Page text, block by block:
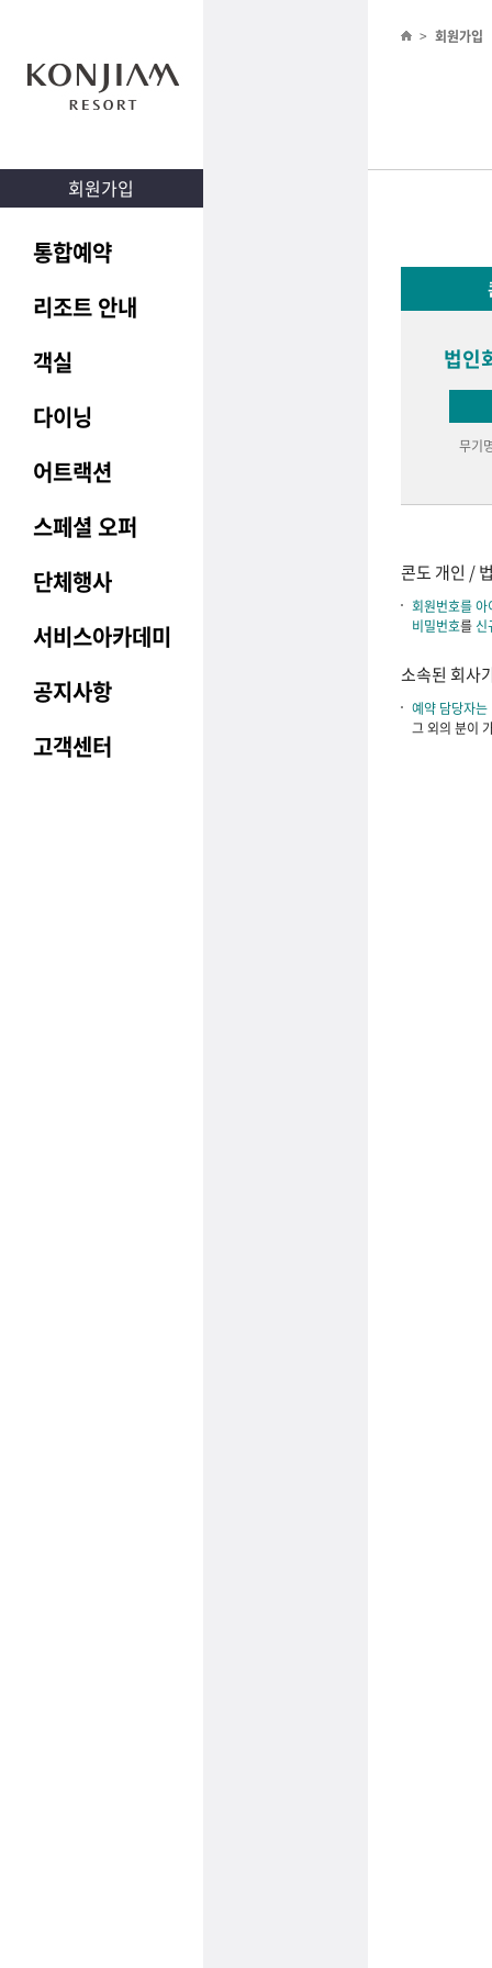
회원가입
통합예약
리조트 안내
객실
다이닝
어트랙션
스페셜 오퍼
단체행사
서비스아카데미
공지사항
고객센터
> 회원가입
법인
무기
콘도 개인 /
회원번호를
비밀번호를 신
소속된 회사
예약 담당자는
그 외의 분이